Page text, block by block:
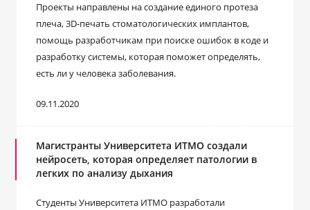
Проекты направлены на создание единого протеза
плеча, 3D-печать стоматологических имплантов,
помощь разработчикам при поиске ошибок в коде и
разработку системы, которая поможет определять,
есть ли у человека заболевания.
09.11.2020
Магистранты Университета ИТМО создали
нейросеть, которая определяет патологии в
легких по анализу дыхания
Студенты Университета ИТМО разработали